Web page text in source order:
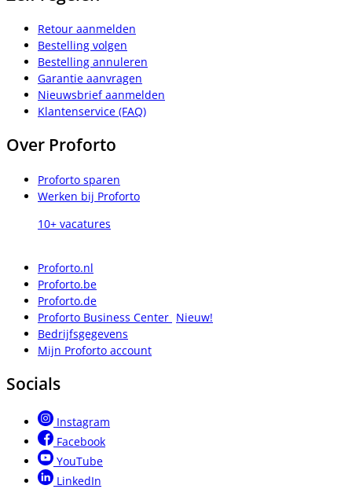
Retour aanmelden
Bestelling volgen
Bestelling annuleren
Garantie aanvragen
Nieuwsbrief aanmelden
Klantenservice (FAQ)
Over Proforto
Proforto sparen
Werken bij Proforto
10+ vacatures
Proforto.nl
Proforto.be
Proforto.de
Proforto Business Center Nieuw!
Bedrijfsgegevens
Mijn Proforto account
Socials
Instagram
Facebook
YouTube
LinkedIn